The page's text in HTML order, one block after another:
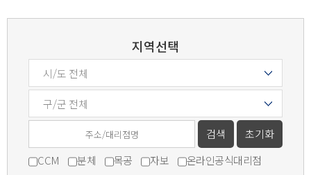
지역선택
CCM 분체 목공 자보 온라인공식대리점